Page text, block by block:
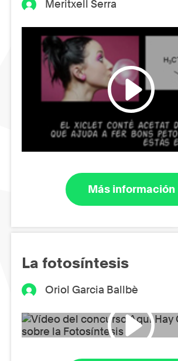
Meritxell Serra
Más información
La fotosíntesis
Oriol Garcia Ballbè